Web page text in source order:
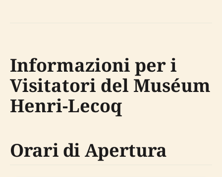
Informazioni per i
Visitatori del Muséum
Henri-Lecoq
Orari di Apertura